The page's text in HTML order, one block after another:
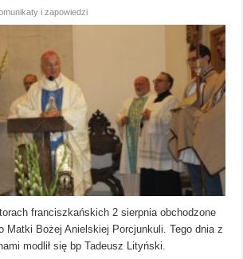
i zapowiedzi
franciszkańskich 2 sierpnia obchodzone
Matki Bożej Anielskiej Porcjunkuli. Tego dnia z
modlił się bp Tadeusz Lityński.